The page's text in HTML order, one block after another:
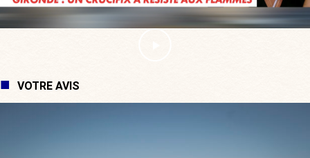
VOTRE AVIS